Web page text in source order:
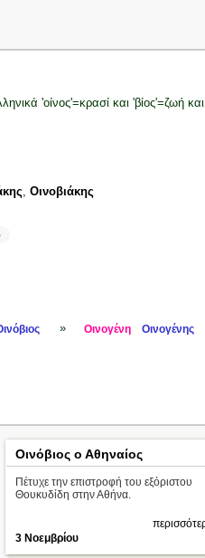
'οίνος'=κρασί και 'βίος'=ζωή
, Οινοβιάκης
» Οινογένη Οινογένης
Οινόβιος ο Αθηναίος
Πέτυχε την επιστροφή του εξόριστου
Θουκυδίδη στην Αθήνα.
3 Νοεμβρίου